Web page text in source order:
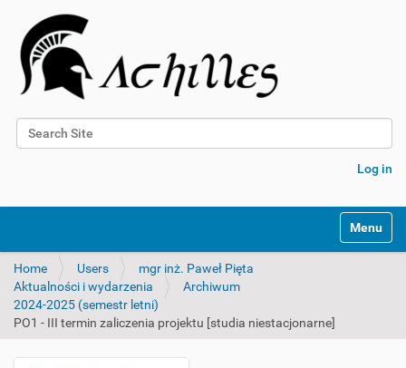
Search Site
Log in
v
Toggle
Home Users
mgr inż. Paweł Pięta
Aktualności i wydarzenia
Archiwum
2024-2025 (semestr letni)
PO1 - III termin zaliczenia projektu [studia niestacjonarne]